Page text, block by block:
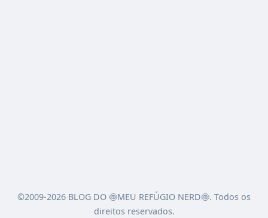
©2009-2026 BLOG DO 🍥MEU REFÚGIO NERD🍥. Todos os
direitos reservados.